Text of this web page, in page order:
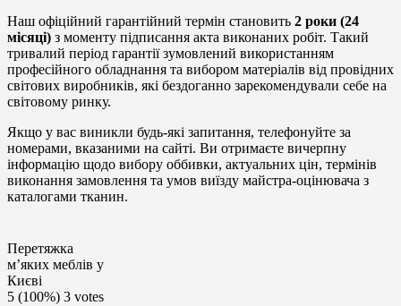
Наш офіційний гарантійний термін становить 2 роки (24
місяці) з моменту підписання акта виконаних робіт. Такий
тривалий період гарантії зумовлений використанням
професійного обладнання та вибором матеріалів від провідних
світових виробників, які бездоганно зарекомендували себе на
світовому ринку.
Якщо у вас виникли будь-які запитання, телефонуйте за
номерами, вказаними на сайті. Ви отримаєте вичерпну
інформацію щодо вибору оббивки, актуальних цін, термінів
виконання замовлення та умов виїзду майстра-оцінювача з
каталогами тканин.
Перетяжка
м’яких меблів у
Києві
5 (100%) 3 votes